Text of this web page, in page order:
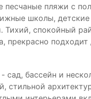
песчаные пляжи с
школы,
Тихий, спокойный
прекрасно
- сад, бассейн и
стильной